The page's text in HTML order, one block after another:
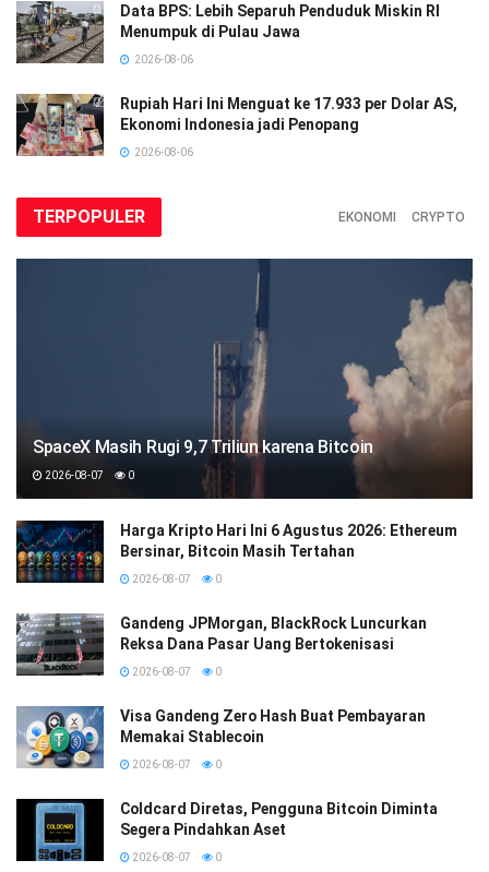
Data BPS: Lebih Separuh Penduduk Miskin RI
Menumpuk di Pulau Jawa
2026-08-06
Rupiah Hari Ini Menguat ke 17.933 per Dolar AS,
Ekonomi Indonesia jadi Penopang
2026-08-06
TERPOPULER EKONOMI CRYPTO
SpaceX Masih Rugi 9,7 Triliun karena Bitcoin
2026-08-07 0
Harga Kripto Hari Ini 6 Agustus 2026: Ethereum
Bersinar, Bitcoin Masih Tertahan
2026-08-07 0
Gandeng JPMorgan, BlackRock Luncurkan
Reksa Dana Pasar Uang Bertokenisasi
2026-08-07 0
Visa Gandeng Zero Hash Buat Pembayaran
Memakai Stablecoin
2026-08-07 0
Coldcard Diretas, Pengguna Bitcoin Diminta
Segera Pindahkan Aset
2026-08-07 0